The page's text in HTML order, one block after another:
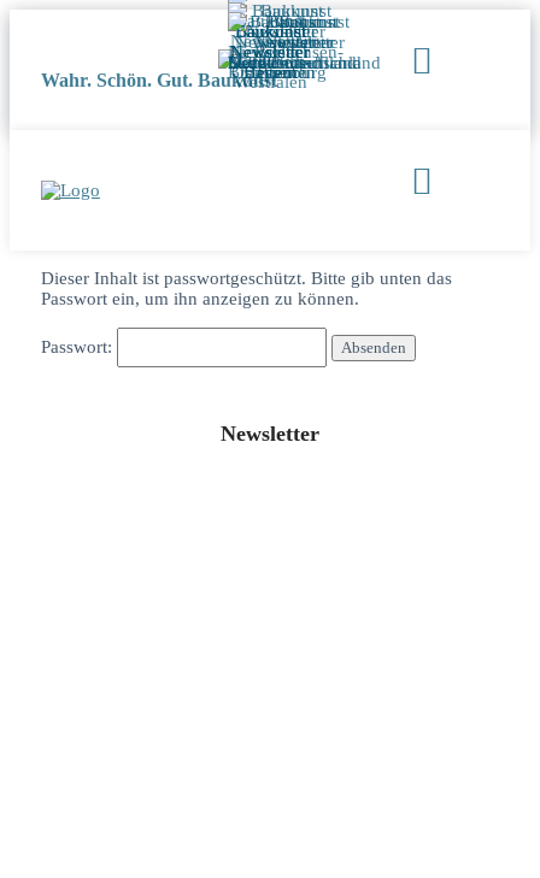
Wahr. Schön. Gut. Baukunst
Dieser Inhalt ist passwortgeschützt. Bitte gib unten das
Passwort ein, um ihn anzeigen zu können.
Passwort:
Newsletter